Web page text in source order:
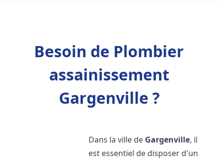
Besoin de Plombier
assainissement
Gargenville ?
Dans la ville de Gargenville, il
est essentiel de disposer d'un